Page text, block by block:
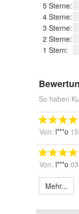
5 Sterne:
4 Sterne:
3 Sterne:
2 Sterne:
1 Stern:
So haben
Von: l***o
Von: l***o
Mehr...